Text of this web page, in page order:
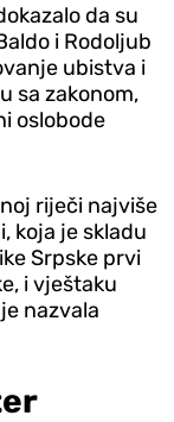
da su
i Rodoljub
ubistva i
sa zakonom,
oslobode
riječi najviše
koja je skladu
Srpske prvi
i vještaku
nazvala